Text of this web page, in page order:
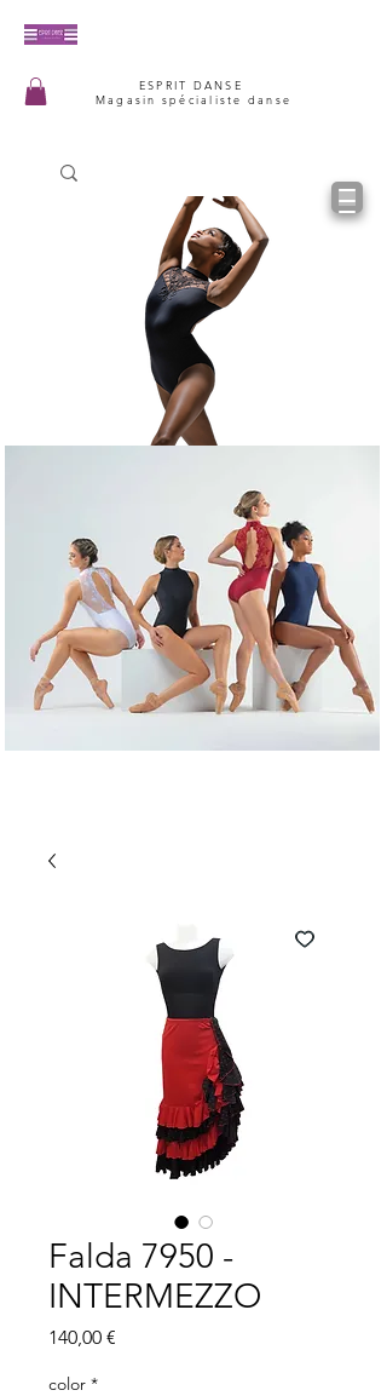
ESPRIT DANSE
Magasin spécialiste danse
Falda 7950 -
INTERMEZZO
140,00 €
color *